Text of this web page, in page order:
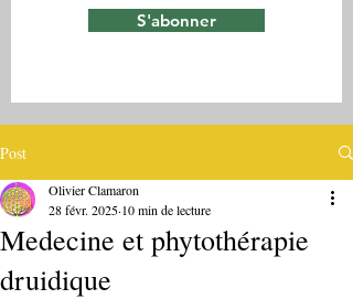
S'abonner
Post
Medecine et phytothérapie
druidique
Olivier Clamaron
28 févr. 2025 10 min de lecture